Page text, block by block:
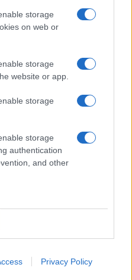
storage
on web or
storage
website or app.
storage
storage
authentication
and other
Privacy Policy
2021 - 00:01
2/9 – Εορτολόγιο:
σήμερα 2
2021 - 00:25
19/8 – Εορτολόγιο:
σήμερα 19
σήμερα 1